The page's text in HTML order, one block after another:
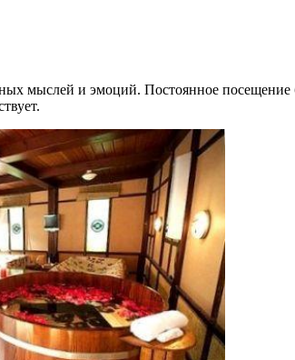
мыслей и эмоций. Постоянное